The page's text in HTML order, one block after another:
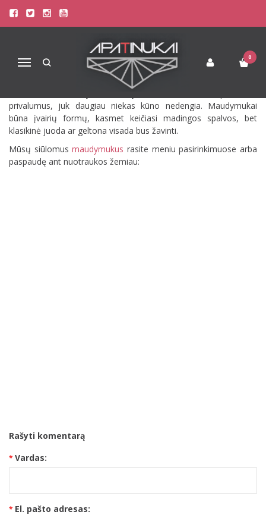
Navigacija
0
Skaitė 6339
Maudymukai. Nepakeičiamas vasaros atributas, kuris nevaržmai
leidžiasi mėgautis saule ir vandens telkiniais. Kiekvienai moteriai
svarbu, kad maudymukas išryškintu trūkumus ir padailintu
privalumus, juk daugiau niekas kūno nedengia. Maudymukai
būna įvairių formų, kasmet keičiasi madingos spalvos, bet
klasikinė juoda ar geltona visada bus žavinti.
Mūsų siūlomusmaudymukus rasite meniu pasirinkimuose arba
paspaudę ant nuotraukos žemiau:
Rašyti komentarą
Vardas:
El. pašto adresas: